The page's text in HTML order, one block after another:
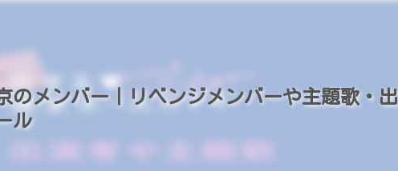
のメンバー｜リベンジメンバーや主題歌・出
ル